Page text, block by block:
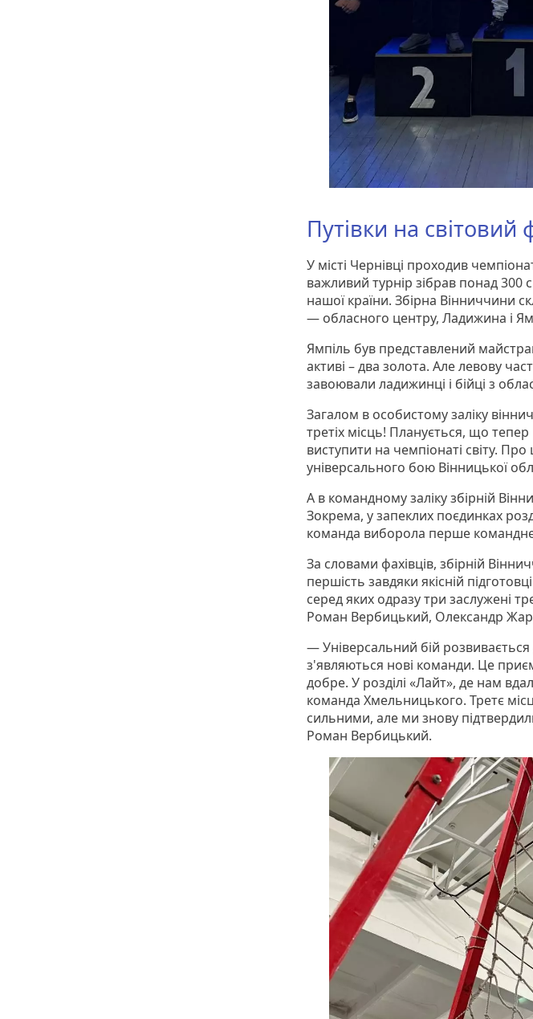
Путівки на світовий
У місті Чернівці проходив
важливий турнір зібрав понад 300
нашої країни. Збірна Вінниччини
— обласного центру, Ладижина і
Ямпіль був представлений
активі – два золота. Але левову
завоювали ладижинці і бійці з
Загалом в особистому заліку
третіх місць! Планується, що
виступити на чемпіонаті світу.
універсального бою Вінницької
А в командному заліку збірній
Зокрема, у запеклих поєдинках
команда виборола перше командне
За словами фахівців, збірній
першість завдяки якісній
серед яких одразу три заслужені
Роман Вербицький, Олександр
— Універсальний бій
з'являються нові команди. Це
добре. У розділі «Лайт», де нам
команда Хмельницького. Третє
сильними, але ми знову
Роман Вербицький.